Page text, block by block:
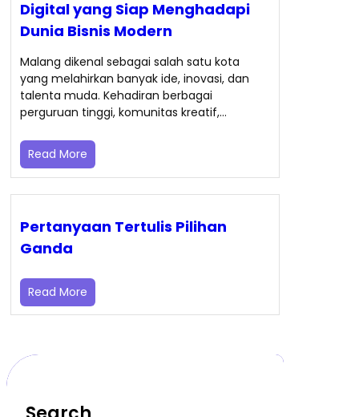
Digital yang Siap Menghadapi
Dunia Bisnis Modern
Malang dikenal sebagai salah satu kota
yang melahirkan banyak ide, inovasi, dan
talenta muda. Kehadiran berbagai
perguruan tinggi, komunitas kreatif,…
Read More
Pertanyaan Tertulis Pilihan
Ganda
Read More